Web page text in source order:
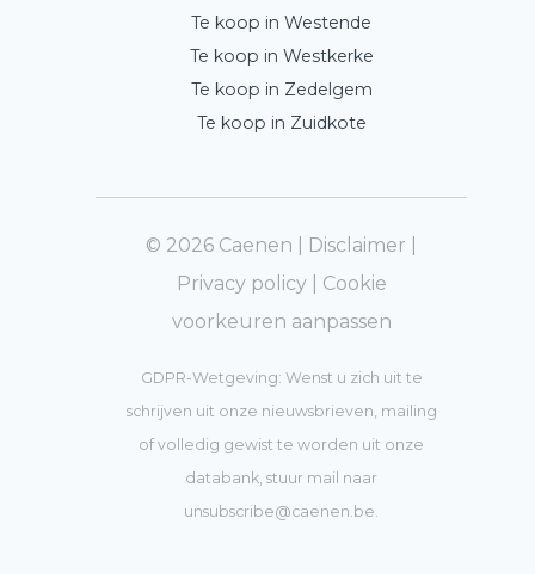
Te koop in Westende
Te koop in Westkerke
Te koop in Zedelgem
Te koop in Zuidkote
© 2026 Caenen | Disclaimer
Privacy policy| Cookie
voorkeuren aanpassen
GDPR-Wetgeving: Wenst u zich uit te
schrijven uit onze nieuwsbrieven, mailing
of volledig gewist te worden uit onze
databank, stuur mail naar
unsubscribe@caenen.be.